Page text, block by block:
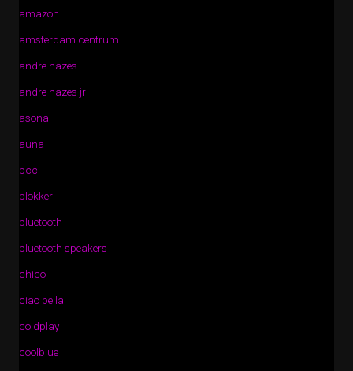
amazon
amsterdam centrum
andre hazes
andre hazes jr
asona
auna
bcc
blokker
bluetooth
bluetooth speakers
chico
ciao bella
coldplay
coolblue